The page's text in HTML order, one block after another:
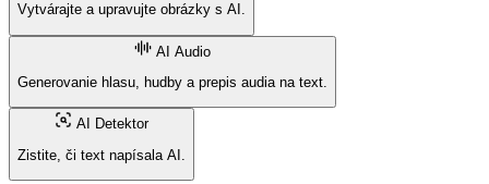
Vytvárajte a upravujte obrázky s AI.
AI Audio
Generovanie hlasu, hudby a prepis audia na text.
AI Detektor
Zistite, či text napísala AI.